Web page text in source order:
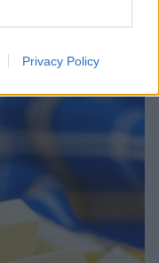
Privacy Policy
το γιορτινό
προϊόντα Arla